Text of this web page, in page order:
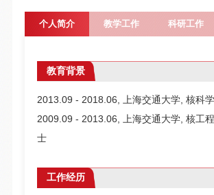
个人简介 教学工作 科研工作
教育背景
2013.09 - 2018.06, 上海交通大学, 核科
2009.09 - 2013.06, 上海交通大学, 核工
士
工作经历